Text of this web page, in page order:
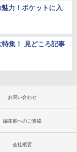
力！ポケットに入
集！ 見どころ記事
お問い合わせ
編集部へのご連絡
会社概要